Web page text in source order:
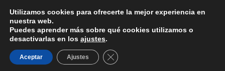
B2B
Utilizamos cookies para ofrecerte la mejor experiencia en
nuestra web.
Puedes aprender más sobre qué cookies utilizamos o
desactivarlas en los ajustes.
Aceptar Ajustes Cerrar el banner de cookies RGPD